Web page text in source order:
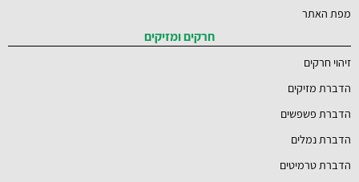
מפת האתר
חרקים ומזיקים
זיהוי חרקים
הדברת מזיקים
הדברת פשפשים
הדברת נמלים
הדברת טרמיטים